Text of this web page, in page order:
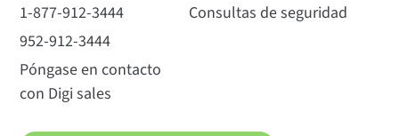
1-877-912-3444
952-912-3444
Póngase en contacto
con Digi sales
Consultas de seguridad